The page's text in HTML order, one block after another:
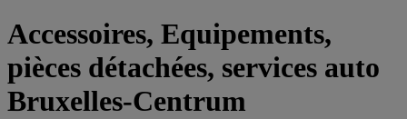
Accessoires, Equipements,
pièces détachées, services auto
Bruxelles-Centrum